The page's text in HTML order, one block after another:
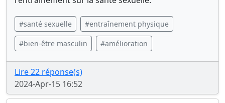
#santé sexuelle #entraînement physique
#bien-être masculin #amélioration
Lire 22 réponse(s)
2024-Apr-15 16:52